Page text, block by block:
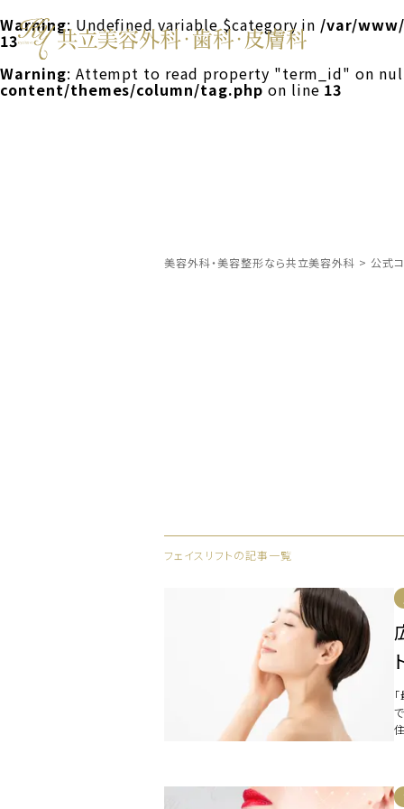
Warning: Undefined variable $category in /var/
13
Warning: Attempt to read property "term_id" on
content/themes/column/tag.phpon line13
美容外科・美容整形なら共立美容外科 > 公式
フェイスリフトの記事一覧